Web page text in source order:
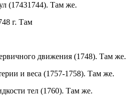
(17431744). Там же.
г. Там
движения (1748). Там же.
и веса (1757-1758). Там же.
тел (1760). Там же.